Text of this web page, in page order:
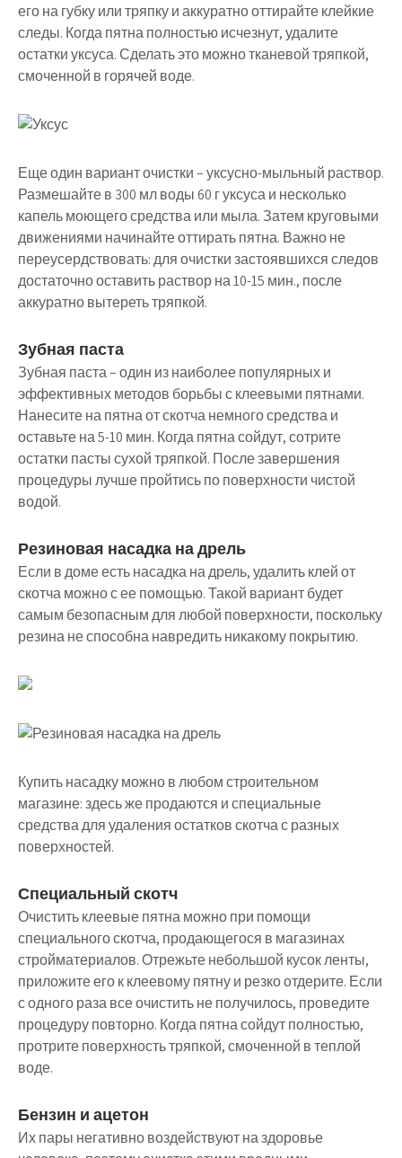
его на губку или тряпку и аккуратно оттирайте клейкие
следы. Когда пятна полностью исчезнут, удалите
остатки уксуса. Сделать это можно тканевой тряпкой,
смоченной в горячей воде.
Еще один вариант очистки – уксусно-мыльный раствор.
Размешайте в 300 мл воды 60 г уксуса и несколько
капель моющего средства или мыла. Затем круговыми
движениями начинайте оттирать пятна. Важно не
переусердствовать: для очистки застоявшихся следов
достаточно оставить раствор на 10-15 мин., после
аккуратно вытереть тряпкой.
Зубная паста
Зубная паста – один из наиболее популярных и
эффективных методов борьбы с клеевыми пятнами.
Нанесите на пятна от скотча немного средства и
оставьте на 5-10 мин. Когда пятна сойдут, сотрите
остатки пасты сухой тряпкой. После завершения
процедуры лучше пройтись по поверхности чистой
водой.
Резиновая насадка на дрель
Если в доме есть насадка на дрель, удалить клей от
скотча можно с ее помощью. Такой вариант будет
самым безопасным для любой поверхности, поскольку
резина не способна навредить никакому покрытию.
Купить насадку можно в любом строительном
магазине: здесь же продаются и специальные
средства для удаления остатков скотча с разных
поверхностей.
Специальный скотч
Очистить клеевые пятна можно при помощи
специального скотча, продающегося в магазинах
стройматериалов. Отрежьте небольшой кусок ленты,
приложите его к клеевому пятну и резко отдерите. Если
с одного раза все очистить не получилось, проведите
процедуру повторно. Когда пятна сойдут полностью,
протрите поверхность тряпкой, смоченной в теплой
воде.
Бензин и ацетон
Их пары негативно воздействуют на здоровье